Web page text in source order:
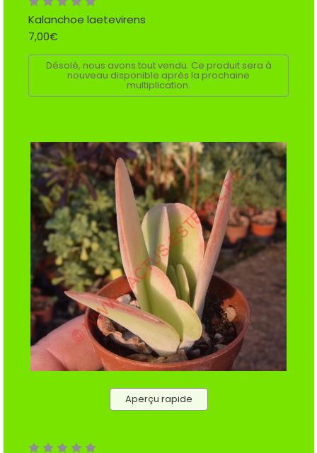
Kalanchoe laetevirens
7,00€
Désolé, nous avons tout vendu. Ce produit sera à
nouveau disponible après la prochaine
multiplication.
Aperçu rapide